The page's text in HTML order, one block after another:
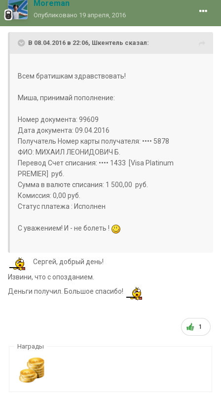
Moreman
Опубликовано 19 апреля, 2016
В 08.04.2016 в 22:06, Шкентель сказал:
Всем братишкам здравствовать!
Миша, принимай пополнение:
Номер документа: 99609
Дата документа: 09.04.2016
Получатель Номер карты получателя: •••• 5878
ФИО: МИХАИЛ ЛЕОНИДОВИЧ Б.
Перевод Счет списания: •••• 1433 [Visa Platinum
PREMIER] руб.
Сумма в валюте списания: 1 500,00 руб.
Комиссия: 0,00 руб.
Статус платежа : Исполнен
С уважением! И - не болеть !
Сергей, добрый день!
Извини, что с опозданием.
Деньги получил. Большое спасибо!
1
Награды